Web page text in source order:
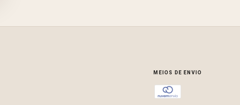
MEIOS DE ENVIO